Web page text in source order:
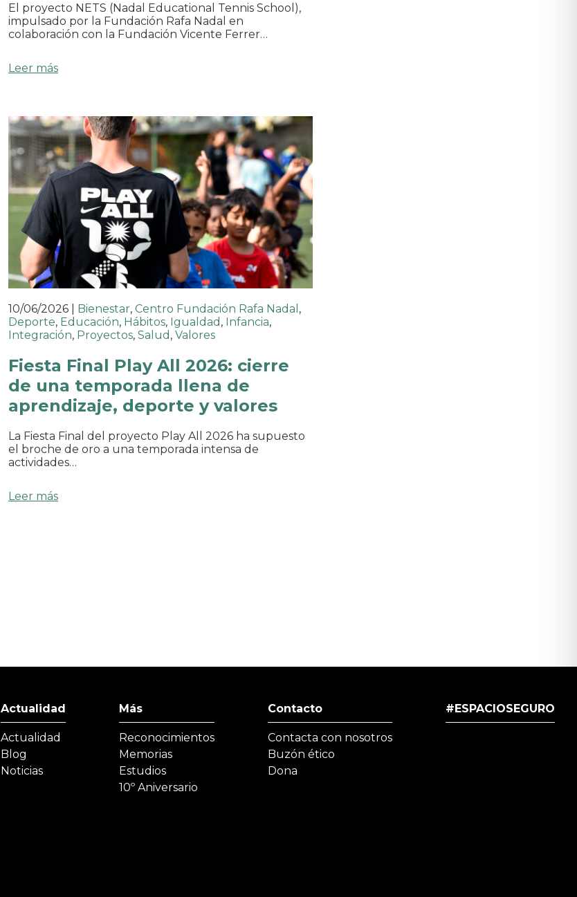
El proyecto NETS (Nadal Educational Tennis School),
impulsado por la Fundación Rafa Nadal en
colaboración con la Fundación Vicente Ferrer…
Leer más
10/06/2026 Bienestar, Centro Fundación Rafa Nadal ,
Deporte, Educación, Hábitos, Igualdad , Infancia,
Integración, Proyectos, Salud , Valores
Fiesta Final Play All 2026: cierre
de una temporada llena de
aprendizaje, deporte y valores
La Fiesta Final del proyecto Play All 2026 ha supuesto
el broche de oro a una temporada intensa de
actividades…
Leer más
Actualidad
Actualidad
Blog
Noticias
Más
Reconocimientos
Memorias
Estudios
10º Aniversario
Contacto
Contacta con nosotros
Buzón ético
Dona
#ESPACIOSEGURO